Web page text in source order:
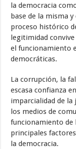
la democracia
base de la misma
proceso histórico
legitimidad
el funcionamiento
democráticas.
La corrupción, la
escasa confianza
imparcialidad de la
los medios de
funcionamiento de
principales
la democracia.